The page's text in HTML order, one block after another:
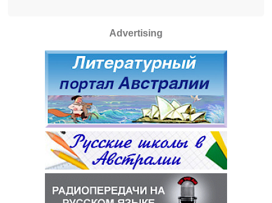
Advertising